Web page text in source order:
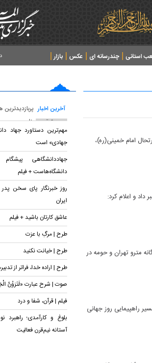
استانی چندرسانه ای عکس
بازار
امام خمینی(ره)،
و اعلام کرد:
مترو تهران و حومه در
قطارها در خط ۴ متروی تهران که در مسیر راهپیمایی روز جهانی
آخرین اخبار پربازدیدترین
پربحث ترین عناوین
مهم‌ترین دستاورد جهاد
جهادی» است
جهاددانشگاهی
دانشگاه‌هاست + فیلم
روز خبرنگار پای سخن
ایران
عاشق کارتان باشید + فیلم
طرح | مرگِ با عزت
طرح | خیانت نکنید
طرح | اراده خدا، فراتر از
صوت | شرح عبارت «لَتَرَوُنَّ
فیلم | قرآن، شفا و درد
بلوغ و کارآمدی؛ راهبرد
آستانه نیم‌قرن فعالیت